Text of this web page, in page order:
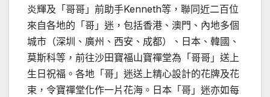
炎輝及「哥哥」前助手Kenneth等，聯同近二百位
來自各地的「哥」迷，包括香港、澳門、內地多個
城市（深圳、廣州、西安、成都）、日本、韓國、
莫斯科等，前往沙田寶福山寶禪堂為「哥哥」送上
生日祝福。各地「哥」迷送上精心設計的花牌及花
束，令寶禪堂化作一片花海。日本「哥」迷亦如每